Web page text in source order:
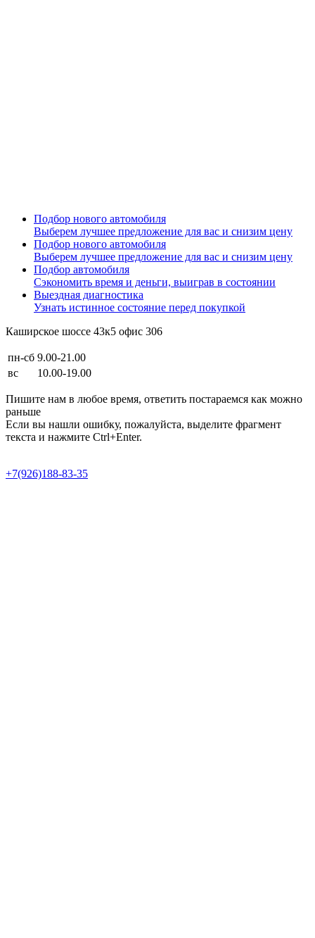
Подбор нового автомобиля
Выберем лучшее предложение для вас и снизим цену
Подбор нового автомобиля
Выберем лучшее предложение для вас и снизим цену
Подбор автомобиля
Сэкономить время и деньги, выиграв в состоянии
Выездная диагностика
Узнать истинное состояние перед покупкой
Каширское шоссе 43к5 офис 306
пн-сб 9.00-21.00
вс
10.00-19.00
Пишите нам в любое время, ответить постараемся как можно
раньше
Если вы нашли ошибку, пожалуйста, выделите фрагмент
текста и нажмите Ctrl+Enter.
+7(926)188-83-35